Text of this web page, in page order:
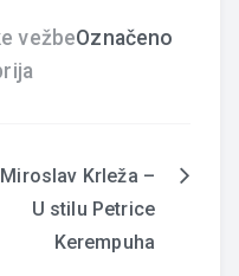
vežbeOznačeno
Miroslav Krleža –
U stilu Petrice
Kerempuha